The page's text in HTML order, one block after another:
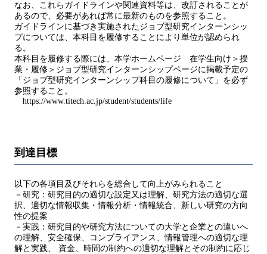
なお、これらガイドラインや関連資料等は、改訂されることが
あるので、必要があれば常に最新のものを参照すること。
ガイドラインに基づき実施されたジョブ型研究インターンシッ
プについては、本科目を履修することにより単位が認められ
る。
本科目を履修する際には、本学ホームページ 在学生向け＞授
業・履修＞ジョブ型研究インターンシップページに掲載予定の
「ジョブ型研究インターンシップ科目の履修について」を必ず
参照すること。
https://www.titech.ac.jp/student/students/life
到達目標
以下の各項目及びそれらを総合して向上がみられること
－研究：研究目的の適切な設定又は理解、研究方法の適切な選
択、適切な情報収集・情報分析・情報統合、新しい研究の方向
性の提案
－実践：研究目的や研究方法についての大学と企業との違いへ
の理解、安全確保、コンプライアンス、情報管理への適切な理
解と実践、 資金、時間の制約への適切な理解とその制約に応じ